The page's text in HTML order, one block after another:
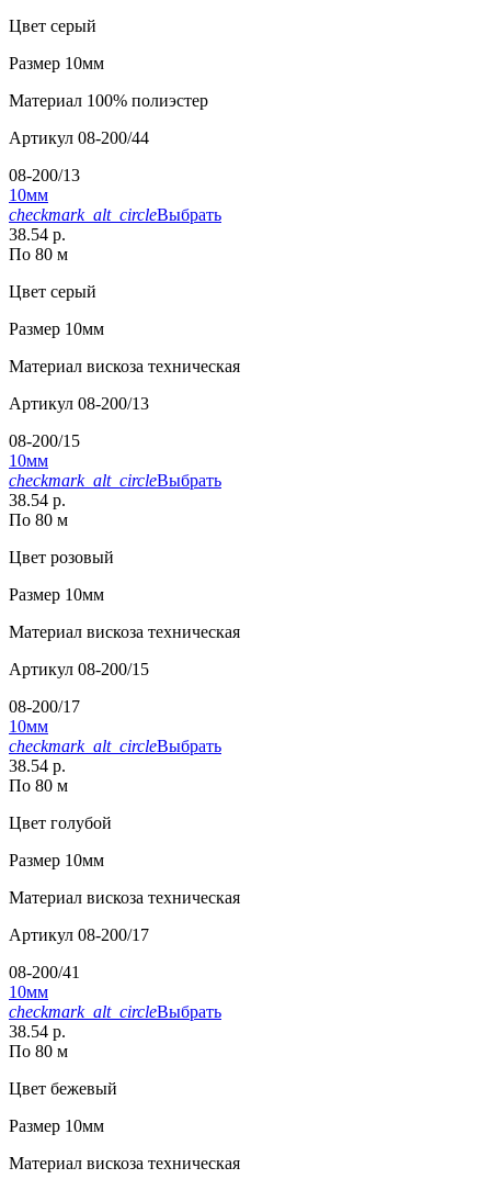
Цвет серый
Размер 10мм
Материал 100% полиэстер
Артикул 08-200/44
08-200/13
10мм
checkmark_alt_circleВыбрать
38.54 р.
По 80 м
Цвет серый
Размер 10мм
Материал вискоза техническая
Артикул 08-200/13
08-200/15
10мм
checkmark_alt_circleВыбрать
38.54 р.
По 80 м
Цвет розовый
Размер 10мм
Материал вискоза техническая
Артикул 08-200/15
08-200/17
10мм
checkmark_alt_circleВыбрать
38.54 р.
По 80 м
Цвет голубой
Размер 10мм
Материал вискоза техническая
Артикул 08-200/17
08-200/41
10мм
checkmark_alt_circleВыбрать
38.54 р.
По 80 м
Цвет бежевый
Размер 10мм
Материал вискоза техническая